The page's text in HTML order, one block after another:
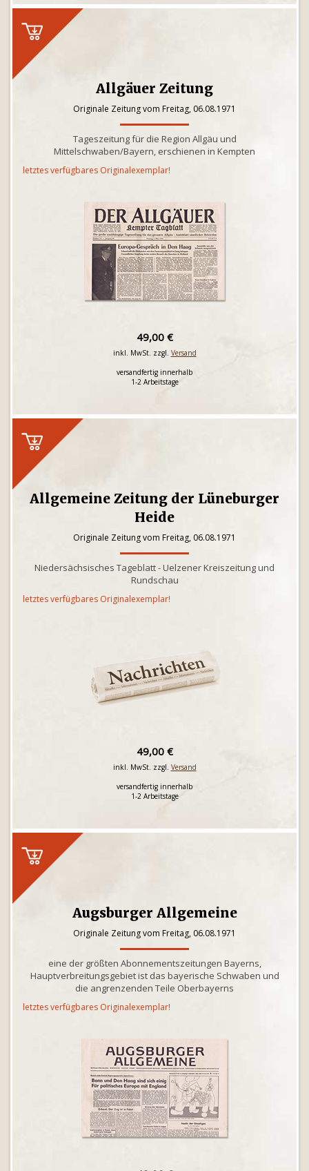
Allgäuer Zeitung
Originale Zeitung vom Freitag, 06.08.1971
Tageszeitung für die Region Allgäu und
Mittelschwaben/Bayern, erschienen in Kempten
letztes verfügbares Originalexemplar!
49,00 €
inkl. MwSt. zzgl. Versand
versandfertig innerhalb
1-2 Arbeitstage
Allgemeine Zeitung der Lüneburger
Heide
Originale Zeitung vom Freitag, 06.08.1971
Niedersächsisches Tageblatt - Uelzener Kreiszeitung und
Rundschau
letztes verfügbares Originalexemplar!
49,00 €
inkl. MwSt. zzgl. Versand
versandfertig innerhalb
1-2 Arbeitstage
Augsburger Allgemeine
Originale Zeitung vom Freitag, 06.08.1971
eine der größten Abonnementszeitungen Bayerns,
Hauptverbreitungsgebiet ist das bayerische Schwaben und
die angrenzenden Teile Oberbayerns
letztes verfügbares Originalexemplar!